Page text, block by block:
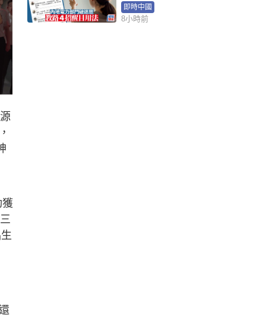
獲
即時中國
8小時前